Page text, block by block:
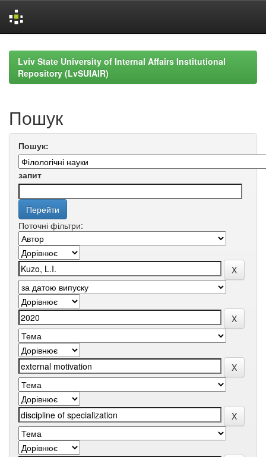
navigationLviv State University of Internal Affairs Institutional
Repository (LvSUIAIR)
Пошук
Пошук:
запит
Поточні фільтри: